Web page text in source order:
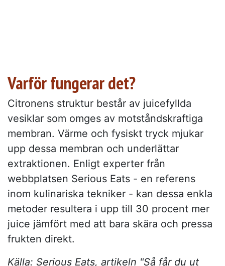
Varför fungerar det?
Citronens struktur består av juicefyllda
vesiklar som omges av motståndskraftiga
membran. Värme och fysiskt tryck mjukar
upp dessa membran och underlättar
extraktionen. Enligt experter från
webbplatsen Serious Eats - en referens
inom kulinariska tekniker - kan dessa enkla
metoder resultera i upp till 30 procent mer
juice jämfört med att bara skära och pressa
frukten direkt.
Källa: Serious Eats, artikeln "Så får du ut